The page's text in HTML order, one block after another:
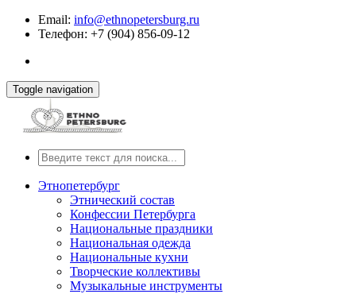
Email: info@ethnopetersburg.ru
Телефон: +7 (904) 856-09-12
Toggle navigation
Этнопетербург
Этнический состав
Конфессии Петербурга
Национальные праздники
Национальная одежда
Национальные кухни
Творческие коллективы
Музыкальные инструменты